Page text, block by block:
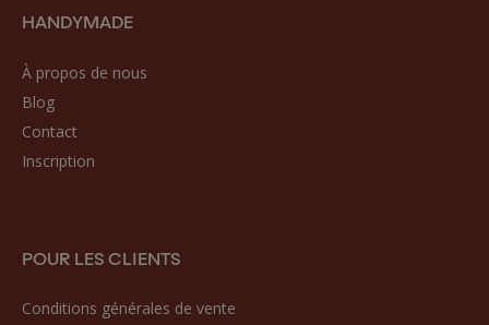
HANDYMADE
À propos de nous
Blog
Contact
Inscription
POUR LES CLIENTS
Conditions générales de vente